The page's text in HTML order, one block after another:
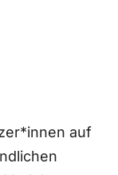
auf